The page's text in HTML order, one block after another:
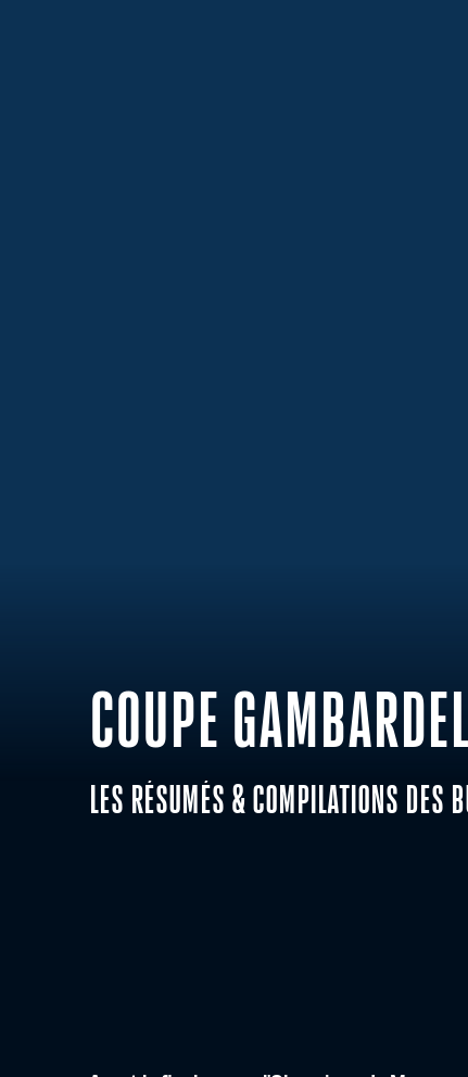
COUPE
LES RÉSUMÉS & COMPILATIONS DES